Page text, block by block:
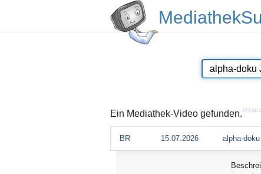
Ein Mediathek-Video gefunden.
BR 15.07.2026 alpha-